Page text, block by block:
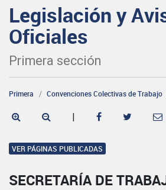
Legislación y
Oficiales
Primera sección
Primera Convenciones Colectivas de Trabajo
|
VER PÁGINAS PUBLICADAS
SECRETARÍA DE